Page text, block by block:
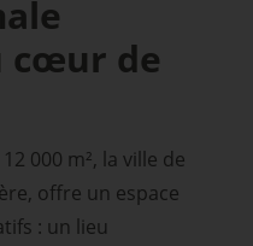
cœur de
000 m², la ville de
offre un espace
: un lieu